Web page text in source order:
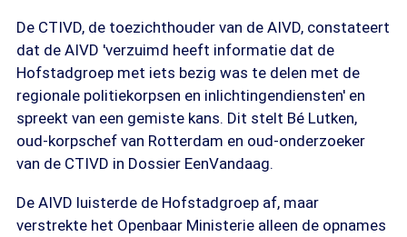
De CTIVD, de toezichthouder van de AIVD, constateert
dat de AIVD 'verzuimd heeft informatie dat de
Hofstadgroep met iets bezig was te delen met de
regionale politiekorpsen en inlichtingendiensten' en
spreekt van een gemiste kans. Dit stelt Bé Lutken,
oud-korpschef van Rotterdam en oud-onderzoeker
van de CTIVD in Dossier EenVandaag.
De AIVD luisterde de Hofstadgroep af, maar
verstrekte het Openbaar Ministerie alleen de opnames